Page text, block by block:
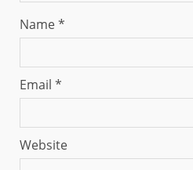
Name*
Email *
Website